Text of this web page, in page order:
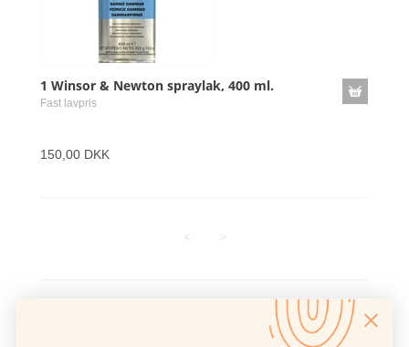
1 Winsor & Newton spraylak, 400 ml.
Fast lavpris
150,00 DKK
Anbefal Print